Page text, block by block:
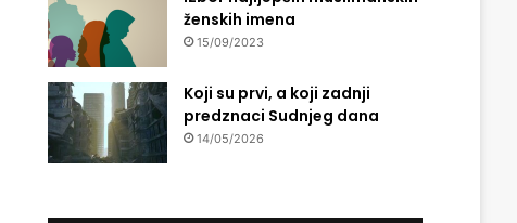
ženskih imena
15/09/2023
Koji su prvi, a koji zadnji
predznaci Sudnjeg dana
14/05/2026